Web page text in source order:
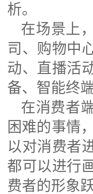
析。
在场景上
司、购物中
动、直播活
备、智能终
在消费者
困难的事情
以对消费者
都可以进行
费者的形象